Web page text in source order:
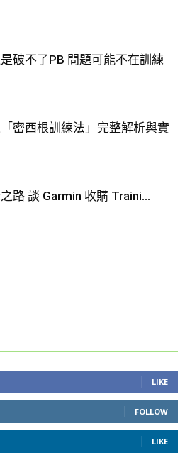
破不了PB 問題可能不在訓練
密西根訓練法」完整解析與實
路 談 Garmin 收購 Traini...
LIKE
FOLLOW
LIKE